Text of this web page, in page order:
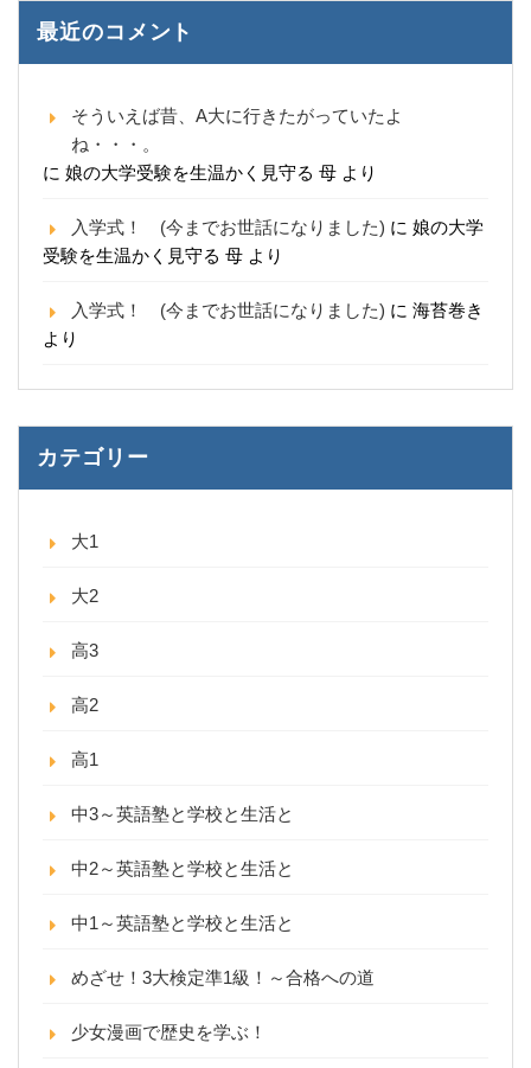
最近のコメント
そういえば昔、A大に行きたがっていたよ
ね・・・。
に 娘の大学受験を生温かく見守る 母 より
入学式！ (今までお世話になりました) に 娘の大学
受験を生温かく見守る 母 より
入学式！ (今までお世話になりました) に 海苔巻き
より
カテゴリー
大1
大2
高3
高2
高1
中3～英語塾と学校と生活と
中2～英語塾と学校と生活と
中1～英語塾と学校と生活と
めざせ！3大検定準1級！～合格への道
少女漫画で歴史を学ぶ！